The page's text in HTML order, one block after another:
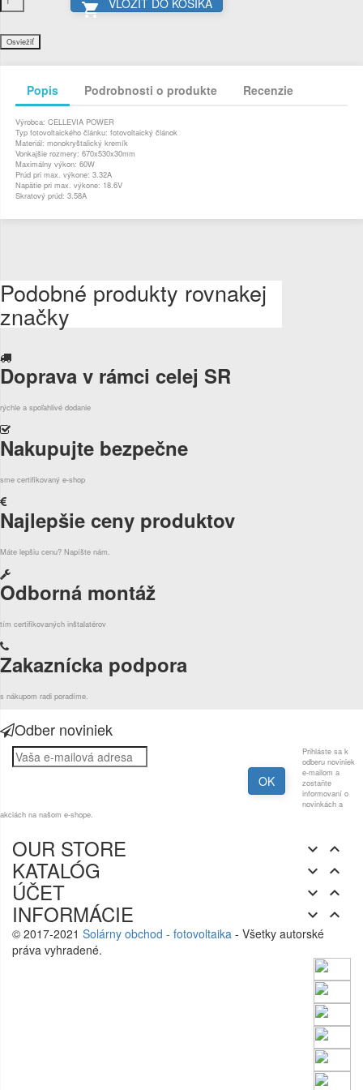
 VLOŽIŤ DO KOŠÍKA
Popis Podrobnosti o produkte Recenzie
Výrobca: CELLEVIA POWER
Typ fotovoltaického článku: fotovoltaický článok
Materiál: monokryštalický kremík
Vonkajšie rozmery: 670x530x30mm
Maximálny výkon: 60W
Prúd pri max. výkone: 3.32A
Napätie pri max. výkone: 18.6V
Skratový prúd: 3.58A
Podobné produkty rovnakej
značky
Doprava v rámci celej SR
rýchle a spoľahlivé dodanie
Nakupujte bezpečne
sme certifikovaný e-shop
Najlepšie ceny produktov
Máte lepšiu cenu? Napíšte nám.
Odborná montáž
tím certifikovaných inštalatérov
Zakaznícka podpora
s nákupom radi poradíme.
Odber noviniek
Prihláste sa k
odberu noviniek
e-mailom a
zostaňte
informovaní o
novinkách a
akciách na našom e-shope.
OUR STORE  
KATALÓG  
ÚČET  
INFORMÁCIE  
© 2017-2021 Solárny obchod - fotovoltaika - Všetky autorské
práva vyhradené.